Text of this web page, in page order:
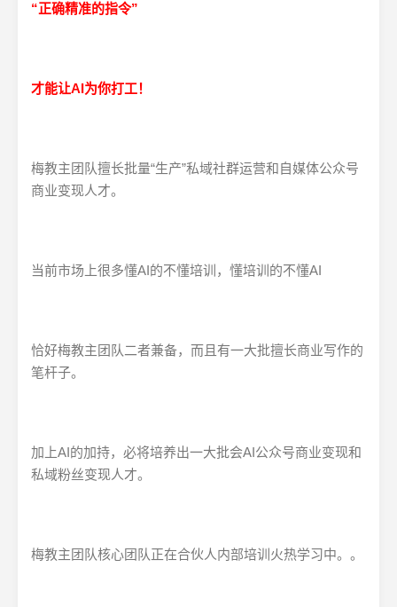
“正确精准的指令”
才能让AI为你打工！
梅教主团队擅长批量“生产”私域社群运营和自媒体公众号
商业变现人才。
当前市场上很多懂AI的不懂培训，懂培训的不懂AI
恰好梅教主团队二者兼备，而且有一大批擅长商业写作的
笔杆子。
加上AI的加持，必将培养出一大批会AI公众号商业变现和
私域粉丝变现人才。
梅教主团队核心团队正在合伙人内部培训火热学习中。。